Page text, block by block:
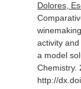
Dolores,
activity
a model
Chemistry.
http://